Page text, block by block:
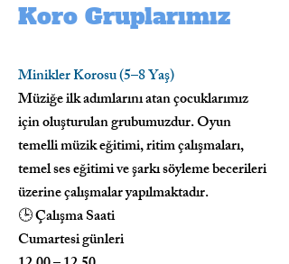
Koro Gruplarımız
Minikler Korosu (5–8 Yaş)
Müziğe ilk adımlarını atan çocuklarımız
için oluşturulan grubumuzdur. Oyun
temelli müzik eğitimi, ritim çalışmaları,
temel ses eğitimi ve şarkı söyleme becerileri
üzerine çalışmalar yapılmaktadır.
🕒 Çalışma Saati
Cumartesi günleri